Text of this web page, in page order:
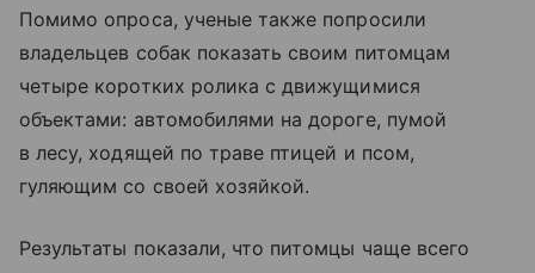
Помимо опроса, ученые также попросили
владельцев собак показать своим питомцам
четыре коротких ролика с движущимися
объектами: автомобилями на дороге, пумой
в лесу, ходящей по траве птицей и псом,
гуляющим со своей хозяйкой.
Результаты показали, что питомцы чаще всего